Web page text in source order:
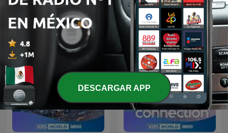
[KBS WORLD Radio] نشرة
الأخبار
[KBS WORLD Radio]
Noticias
DESCARGAR APP